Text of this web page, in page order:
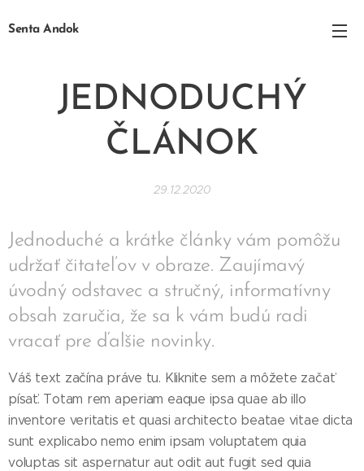
Senta Andok
JEDNODUCHÝ
ČLÁNOK
29.12.2020
Jednoduché a krátke články vám pomôžu
udržať čitateľov v obraze. Zaujímavý
úvodný odstavec a stručný, informatívny
obsah zaručia, že sa k vám budú radi
vracať pre ďalšie novinky.
Váš text začína práve tu. Kliknite sem a môžete začať
písať. Totam rem aperiam eaque ipsa quae ab illo
inventore veritatis et quasi architecto beatae vitae dicta
sunt explicabo nemo enim ipsam voluptatem quia
voluptas sit aspernatur aut odit aut fugit sed quia